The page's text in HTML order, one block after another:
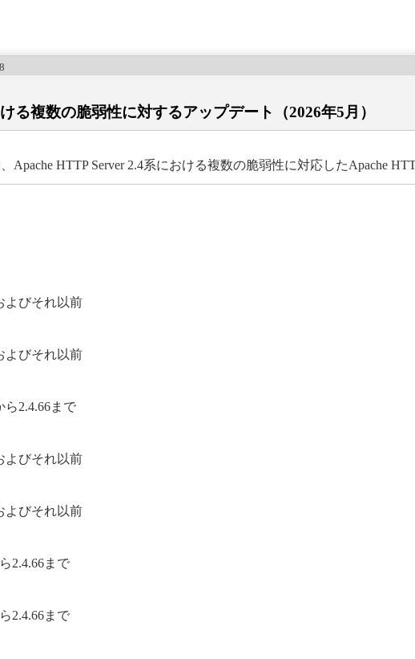
る複数の脆弱性に対するアップデート（2026年5月）
Apache HTTP Server 2.4系における複数の脆弱性に対応したApache
よびそれ以前
よびそれ以前
ら2.4.66まで
よびそれ以前
よびそれ以前
2.4.66まで
2.4.66まで